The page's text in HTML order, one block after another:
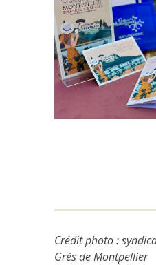
Crédit photo :
Grés de Montpellier